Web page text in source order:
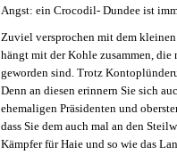
Angst: ein Crocodil- Dundee ist
Zuviel versprochen mit dem kleinen
hängt mit der Kohle zusammen,
geworden sind. Trotz
Denn an diesen erinnern Sie sich
ehemaligen Präsidenten und
dass Sie dem auch mal an den
Kämpfer für Haie und so wie das